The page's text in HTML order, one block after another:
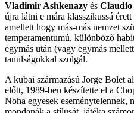
Vladimir Ashkenazy és
újra látni e mára klasszikussá
amellett hogy más-más nemzet
temperamentumú, különböző
egymás után (vagy egymás
tanulságokkal szolgál.
A kubai származású Jorge Bolet
előtt, 1989-ben készítette el a
Noha egyesek eseménytelennek,